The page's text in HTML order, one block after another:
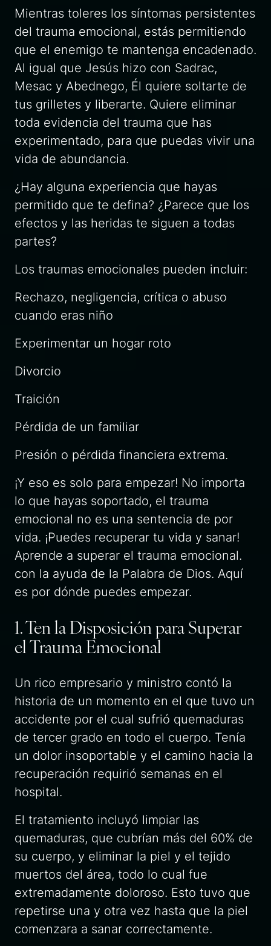
Mientras toleres los síntomas persistentes
del trauma emocional, estás permitiendo
que el enemigo te mantenga encadenado.
Al igual que Jesús hizo con Sadrac,
Mesac y Abednego, Él quiere soltarte de
tus grilletes y liberarte. Quiere eliminar
toda evidencia del trauma que has
experimentado, para que puedas vivir una
vida de abundancia.
¿Hay alguna experiencia que hayas
permitido que te defina? ¿Parece que los
efectos y las heridas te siguen a todas
partes?
Los traumas emocionales pueden incluir:
Rechazo, negligencia, crítica o abuso
cuando eras niño
Experimentar un hogar roto
Divorcio
Traición
Pérdida de un familiar
Presión o pérdida financiera extrema.
¡Y eso es solo para empezar! No importa
lo que hayas soportado, el trauma
emocional no es una sentencia de por
vida. ¡Puedes recuperar tu vida y sanar!
Aprende a superar el trauma emocional.
con la ayuda de la Palabra de Dios. Aquí
es por dónde puedes empezar.
1. Ten la Disposición para Superar
el Trauma Emocional
Un rico empresario y ministro contó la
historia de un momento en el que tuvo un
accidente por el cual sufrió quemaduras
de tercer grado en todo el cuerpo. Tenía
un dolor insoportable y el camino hacia la
recuperación requirió semanas en el
hospital.
El tratamiento incluyó limpiar las
quemaduras, que cubrían más del 60% de
su cuerpo, y eliminar la piel y el tejido
muertos del área, todo lo cual fue
extremadamente doloroso. Esto tuvo que
repetirse una y otra vez hasta que la piel
comenzara a sanar correctamente.